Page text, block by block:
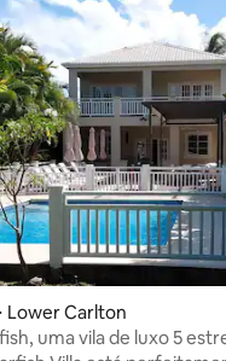
média de 5, 14
Lower Carlton
uma vila de luxo 5